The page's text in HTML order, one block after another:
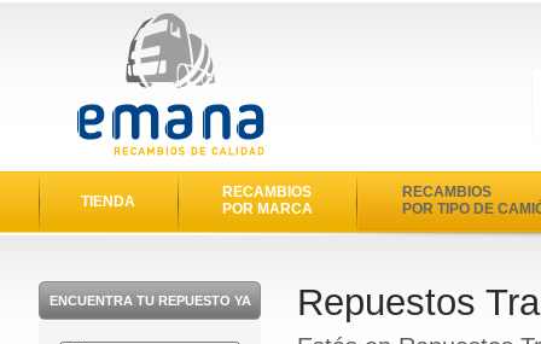
TIENDA
RECAMBIOS
POR MARCA
RECAMBIOS
POR TIPO DE
ENCUENTRA TU REPUESTO YA Repuestos